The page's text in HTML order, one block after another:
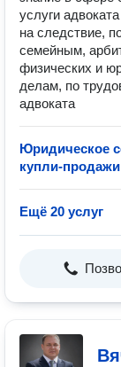
услуги
на следствие,
семейным,
физических и
делам, по
адвоката
Юридическое
купли-
Ещё 20 услуг